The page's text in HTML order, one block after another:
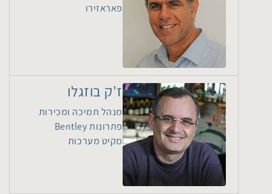
פאראזירו
ז'ק בוזגלו
מנהל תמיכה ומכירות
פתרונות Bentley
מקיט מערכות